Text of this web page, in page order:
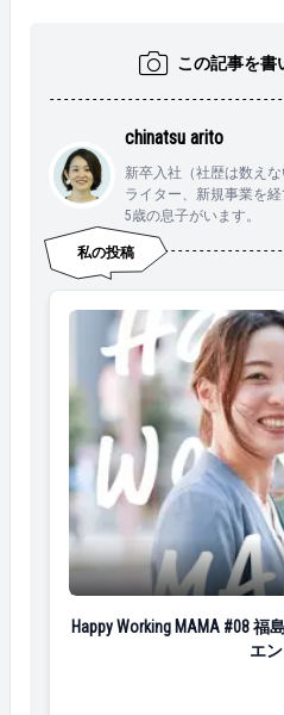
んどん商品をカートに入れて
sp; Q：育児と仕事、楽しく
と？ どちらも、“楽しいと思
な。 目標といってもそんな
事でもゲーム性を持たせると
を大笑いさせるとか。でも
なことで笑わせちゃおう？
なるし、毎日子供と大笑い
p; &nbsp; 関口さんの紹介は
orking MAMA」はだれかな～
py Working MAMA」はこちら
m/life/49705 https://www.en-
ww.en-soku.com/life/52491
53621
この記事を書
chinatsu arito
新卒入社（社歴は数え
ライター、新規事業を
5歳の息子がいます。
私の投稿
Happy Working MAMA
Happy Working MAMA #08
エン